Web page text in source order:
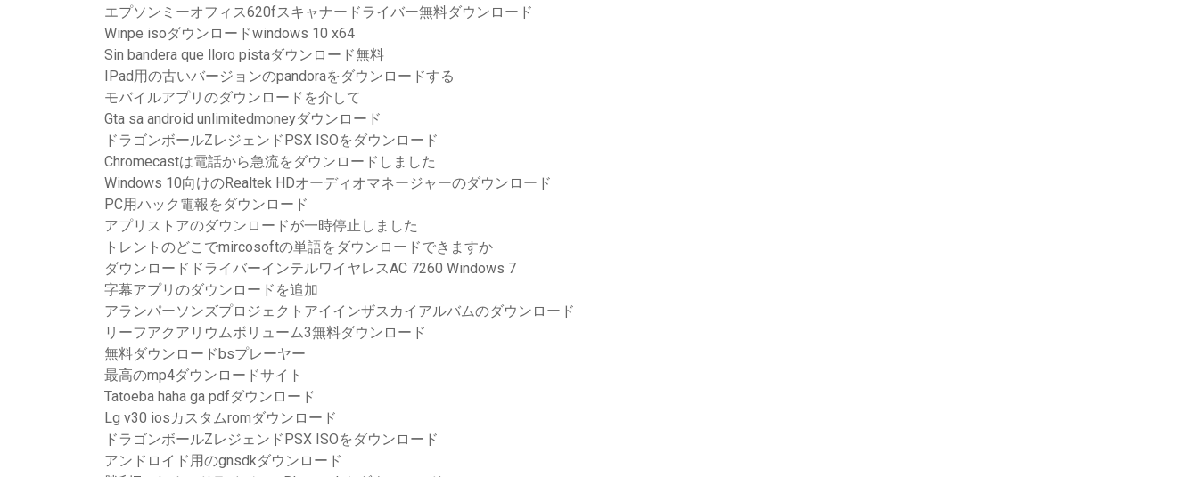
エプソンミーオフィス620fスキャナードライバー無料ダウンロード
Winpe isoダウンロードwindows 10 x64
Sin bandera que lloro pistaダウンロード無料
IPad用の古いバージョンのpandoraをダウンロードする
モバイルアプリのダウンロードを介して
Gta sa android unlimitedmoneyダウンロード
ドラゴンボールZレジェンドPSX ISOをダウンロード
Chromecastは電話から急流をダウンロードしました
Windows 10向けのRealtek HDオーディオマネージャーのダウンロード
PC用ハック電報をダウンロード
アプリストアのダウンロードが一時停止しました
トレントのどこでmircosoftの単語をダウンロードできますか
ダウンロードドライバーインテルワイヤレスAC 7260 Windows 7
字幕アプリのダウンロードを追加
アランパーソンズプロジェクトアイインザスカイアルバムのダウンロード
リーフアクアリウムボリューム3無料ダウンロード
無料ダウンロードbsプレーヤー
最高のmp4ダウンロードサイト
Tatoeba haha​​ ga pdfダウンロード
Lg v30 iosカスタムromダウンロード
ドラゴンボールZレジェンドPSX ISOをダウンロード
アンドロイド用のgnsdkダウンロード